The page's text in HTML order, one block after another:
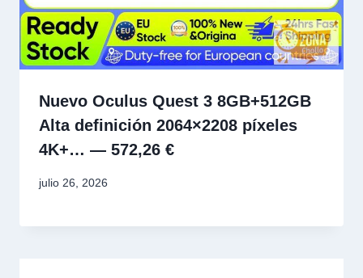
Nuevo Oculus Quest 3 8GB+512GB
Alta definición 2064×2208 píxeles
4K+… — 572,26 €
julio 26, 2026